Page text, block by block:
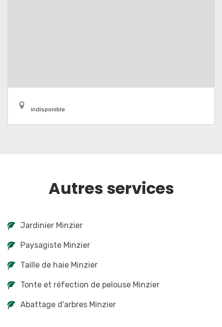
indisponible
Autres services
Jardinier Minzier
Paysagiste Minzier
Taille de haie Minzier
Tonte et réfection de pelouse Minzier
Abattage d'arbres Minzier